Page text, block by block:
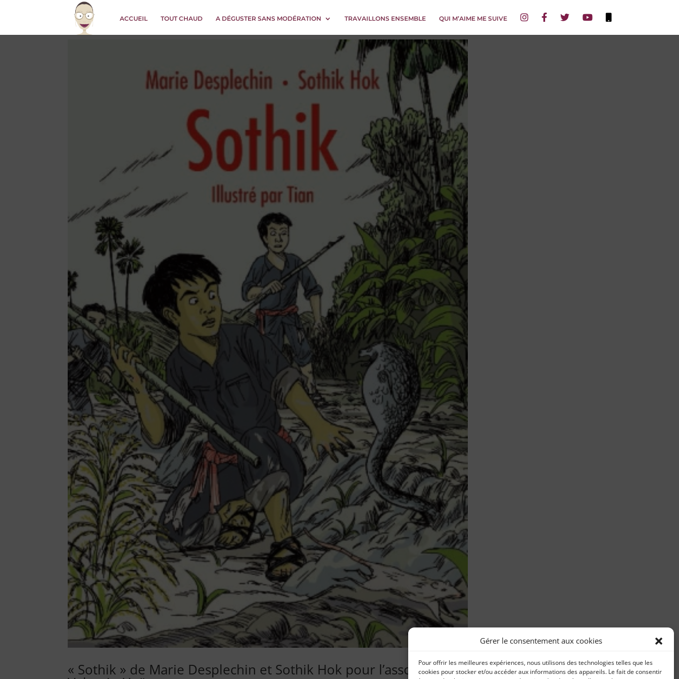
Gérer le consentement aux cookies
Pour offrir les meilleures expériences, nous utilisons des technologies telles que les
cookies pour stocker et/ou accéder aux informations des appareils. Le fait de consentir
ACCUEIL TOUT CHAUD A DÉGUSTER SANS MODÉRATION TRAVAILLONS ENSEMBLE QUI M’AIME ME SUIVE
« Sothik » de Marie Desplechin et Sothik Hok pour l’association